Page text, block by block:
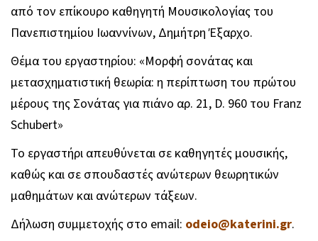
από τον επίκουρο καθηγητή Μουσικολογίας του
Πανεπιστημίου Ιωαννίνων, Δημήτρη Έξαρχο.
Θέμα του εργαστηρίου: «Μορφή σονάτας και
μετασχηματιστική θεωρία: η περίπτωση του πρώτου
μέρους της Σονάτας για πιάνο αρ. 21, D. 960 του Franz
Schubert»
Το εργαστήρι απευθύνεται σε καθηγητές μουσικής,
καθώς και σε σπουδαστές ανώτερων θεωρητικών
μαθημάτων και ανώτερων τάξεων.
Δήλωση συμμετοχής στο email: odeio@katerini.gr.